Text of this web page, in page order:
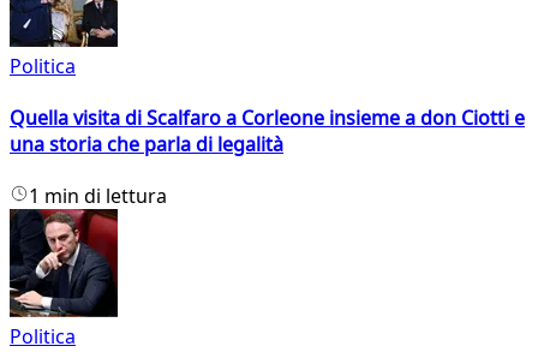
Politica
Quella visita di Scalfaro a Corleone insieme a don Ciotti e
una storia che parla di legalità
1 min di lettura
Politica